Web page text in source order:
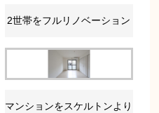
2世帯をフルリノベーション
マンションをスケルトンより